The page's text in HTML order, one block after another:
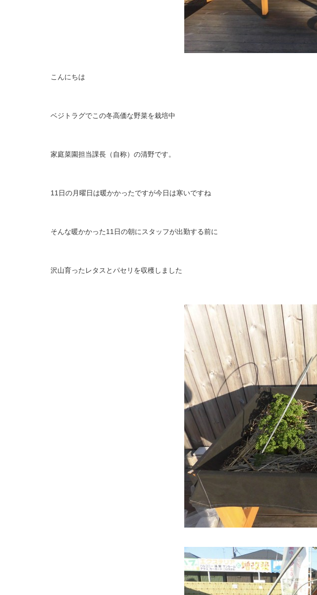
こんにちは
ベジトラグでこの冬高価な野菜を栽培中
家庭菜園担当課長（自称）の清野です。
11日の月曜日は暖かかったですが今日は寒いですね
そんな暖かかった11 日の朝にスタッフが出勤する前に
沢山育ったレタスとパセリを収穫しました